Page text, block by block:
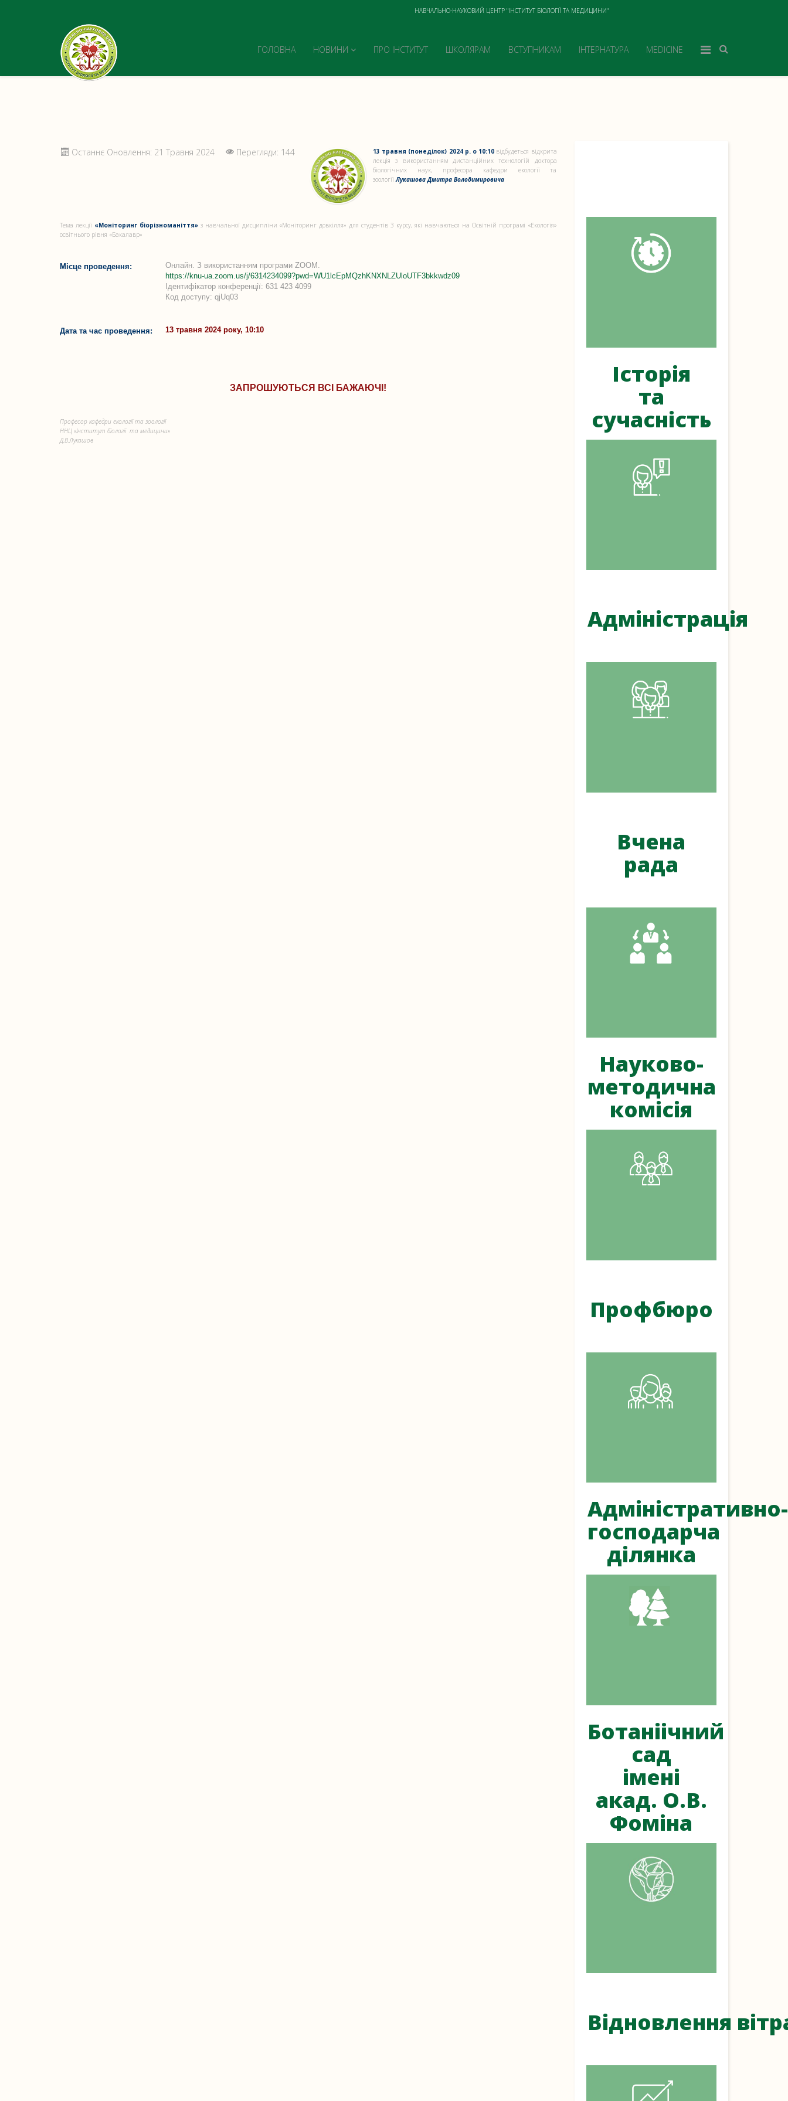
НАВЧАЛЬНО-НАУКОВИЙ ЦЕНТР "ІНСТИТУТ БІОЛОГІЇ ТА МЕДИЦИНИ"
ГОЛОВНА НОВИНИ ПРО ІНСТИТУТ ШКОЛЯРАМ ВСТУПНИКАМ ІНТЕРНАТУРА MEDICINE
Останнє Оновлення: 21 Травня 2024 Перегляди: 144 13 травня (понеділок) 2024 р. о 10:10 відбудеться відкрита
лекція з використанням дистанційних технологій доктора
біологічних наук, професора кафедри екології та
зоологіїЛукашова Дмитра Володимировича
Тема лекції «Моніторинг біорізноманіття»з навчальної дисципліни «Моніторинг довкілля» для студентів 3 курсу, які навчаються на Освітній програмі «Екологія»
освітнього рівня «Бакалавр»
Місце проведення:
Онлайн. З використанням програми ZOOM.
https://knu-ua.zoom.us/j/6314234099?pwd=WU1lcEpMQzhKNXNLZUloUTF3bkkwdz09
Ідентифікатор конференції: 631 423 4099
Код доступу: qjUq03
Дата та час проведення: 13 травня 2024 року, 10:10
ЗАПРОШУЮТЬСЯ ВСІ БАЖАЮЧІ!
Професор кафедри екології та зоології
ННЦ «Інститут біології та медицини»
Д.В.Лукашов
Історія
та
сучасність
Адміністрація
Вчена
рада
Науково-
методична
комісія
Профбюро
Адміністративно-
господарча
ділянка
Ботаніічний
сад
імені
акад. О.В.
Фоміна
Відновлення